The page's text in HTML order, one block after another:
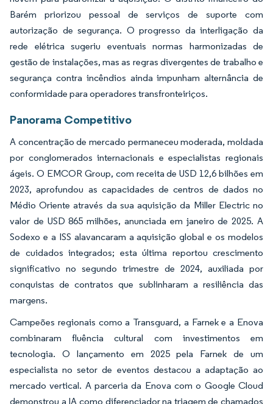
Barém priorizou pessoal de serviços de suporte com
autorização de segurança. O progresso da interligação da
rede elétrica sugeriu eventuais normas harmonizadas de
gestão de instalações, mas as regras divergentes de trabalho e
segurança contra incêndios ainda impunham alternância de
conformidade para operadores transfronteiriços.
Panorama Competitivo
A concentração de mercado permaneceu moderada, moldada
por conglomerados internacionais e especialistas regionais
ágeis. O EMCOR Group, com receita de USD 12,6 bilhões em
2023, aprofundou as capacidades de centros de dados no
Médio Oriente através da sua aquisição da Miller Electric no
valor de USD 865 milhões, anunciada em janeiro de 2025. A
Sodexo e a ISS alavancaram a aquisição global e os modelos
de cuidados integrados; esta última reportou crescimento
significativo no segundo trimestre de 2024, auxiliada por
conquistas de contratos que sublinharam a resiliência das
margens.
Campeões regionais como a Transguard, a Farnek e a Enova
combinaram fluência cultural com investimentos em
tecnologia. O lançamento em 2025 pela Farnek de um
especialista no setor de eventos destacou a adaptação ao
mercado vertical. A parceria da Enova com o Google Cloud
demonstrou a IA como diferenciador na triagem de chamados